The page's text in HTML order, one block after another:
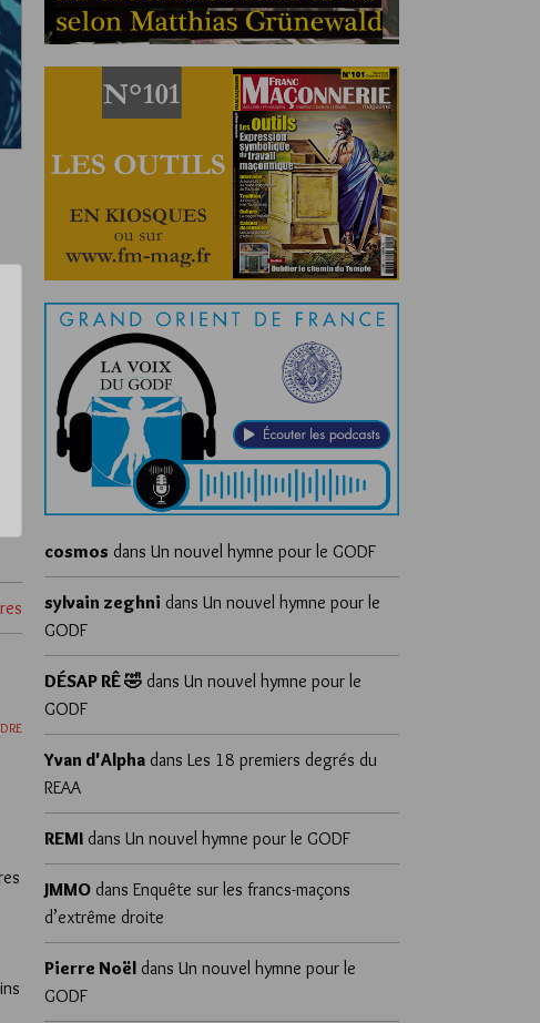
cosmos dans Un nouvel hymne pour le GODF
sylvain zeghni dans Un nouvel hymne pour le
GODF
DÉSAP RÊ 🤣 dans Un nouvel hymne pour le
GODF
Yvan d'Alpha dans Les 18 premiers degrés du
REAA
REMI dans Un nouvel hymne pour le GODF
JMMO dans Enquête sur les francs-maçons
d’extrême droite
Pierre Noël dans Un nouvel hymne pour le
GODF